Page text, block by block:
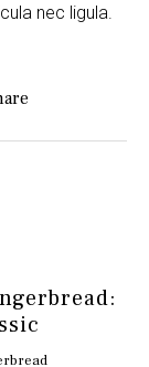
nec ligula.